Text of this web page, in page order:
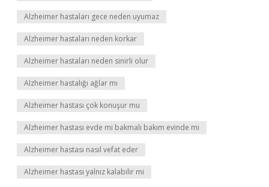
Alzheimer hastaları gece neden uyumaz
Alzheimer hastaları neden korkar
Alzheimer hastaları neden sinirli olur
Alzheimer hastalığı ağlar mı
Alzheimer hastası çok konuşur mu
Alzheimer hastası evde mi bakmalı bakım evinde mi
Alzheimer hastası nasıl vefat eder
Alzheimer hastası yalnız kalabilir mi